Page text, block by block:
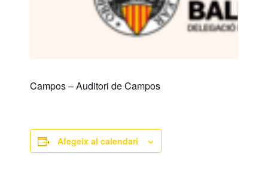
Campos – Auditori de Campos
Afegeix al calendari